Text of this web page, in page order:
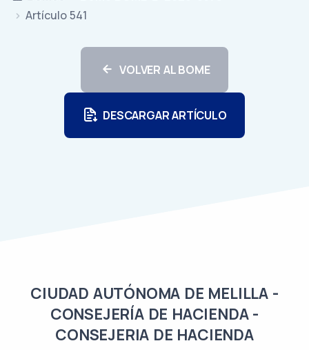
Artículo 541
VOLVER AL BOME
DESCARGAR ARTÍCULO
CIUDAD AUTÓNOMA DE MELILLA -
CONSEJERÍA DE HACIENDA -
CONSEJERIA DE HACIENDA